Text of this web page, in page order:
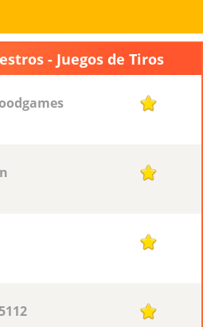
- Juegos de Tiros
1
1
1
1